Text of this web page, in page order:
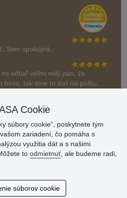
Som spokojná.
odtiaľ veľmi milý pán, že
boxu, tak sme to dali na poštu....
Cookie
súbory cookie“, poskytnete tým
zariadení, čo pomáha s
využitia dát a s našimi
to odmietnuť, ale budeme radi,
súborov cookie